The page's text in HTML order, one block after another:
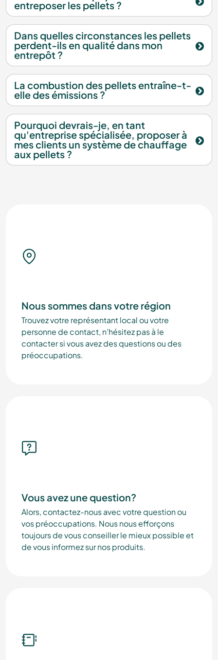
entreposer les pellets ?
Dans quelles circonstances les pellets
perdent-ils en qualité dans mon
entrepôt ?
La combustion des pellets entraîne-t-
elle des émissions ?
Pourquoi devrais-je, en tant
qu'entreprise spécialisée, proposer à
mes clients un système de chauffage
aux pellets ?
Nous sommes dans votre région
Trouvez votre représentant local ou votre
personne de contact, n'hésitez pas à le
contacter si vous avez des questions ou des
préoccupations.
Vous avez une question?
Alors, contactez-nous avec votre question ou
vos préoccupations. Nous nous efforçons
toujours de vous conseiller le mieux possible et
de vous informez sur nos produits.